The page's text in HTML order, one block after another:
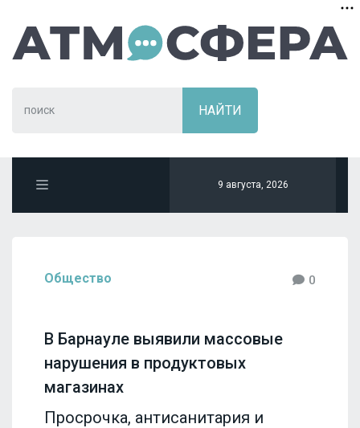
9 августа, 2026
Общество 0
В Барнауле выявили массовые
нарушения в продуктовых
магазинах
Просрочка, антисанитария и